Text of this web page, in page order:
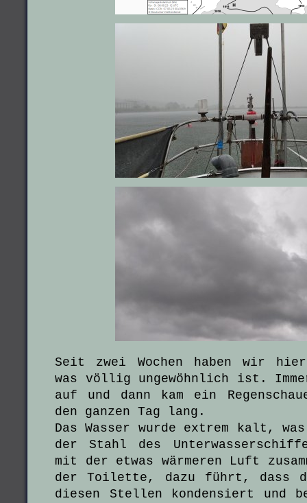
Seit zwei Wochen haben wir hier
was völlig ungewöhnlich ist.
auf und dann kam ein
den ganzen Tag lang.
Das Wasser wurde extrem kalt,
der Stahl des
mit der etwas wärmeren Luft
der Toilette, dazu führt, dass
diesen Stellen kondensiert und